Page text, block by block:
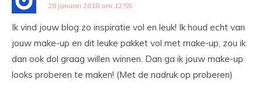
28 januari 2018 om 12:55
Ik vind jouw blog zo inspiratie vol en leuk! Ik houd echt van
jouw make-up en dit leuke pakket vol met make-up, zou ik
dan ook dol graag willen winnen. Dan ga ik jouw make-up
looks proberen te maken! (Met de nadruk op proberen)